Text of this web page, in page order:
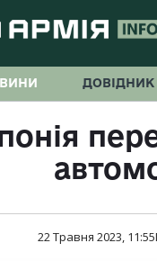
ДОВІДНИК
22 Травня 2023, 11:55